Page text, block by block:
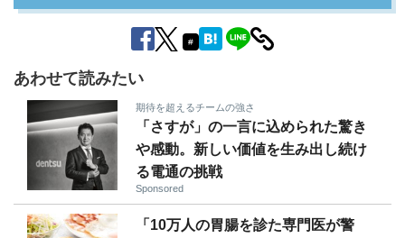
#
あわせて読みたい
期待を超えるチームの強さ
「さすが」の一言に込められた驚き
や感動。新しい価値を生み出し続け
る電通の挑戦
Sponsored
「10万人の胃腸を診た専門医が警